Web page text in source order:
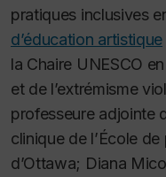
pratiques inclusives
d’éducation artistique
la Chaire UNESCO
et de l’extrémisme
professeure adjointe
clinique de l’École
d’Ottawa; Diana